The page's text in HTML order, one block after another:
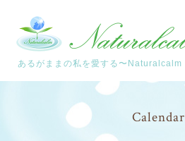
あるがままの私を愛する〜Naturalcalm
Calendar